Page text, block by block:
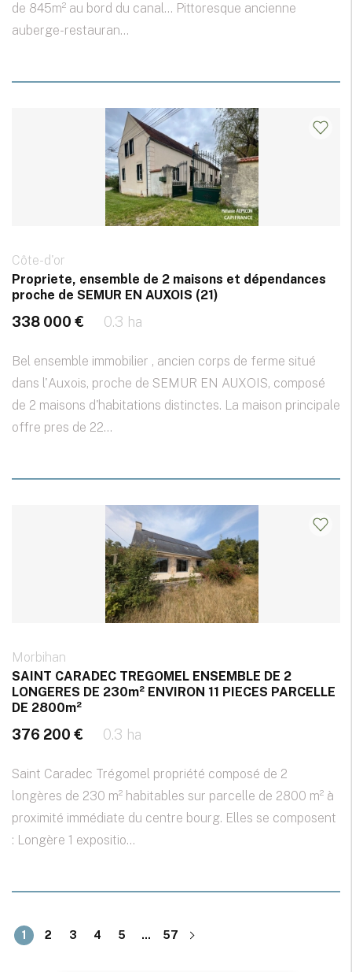
de 845m² au bord du canal... Pittoresque ancienne
auberge-restauran...
Côte-d'or
Propriete, ensemble de 2 maisons et dépendances
proche de SEMUR EN AUXOIS (21)
338 000 € 0.3 ha
Bel ensemble immobilier , ancien corps de ferme situé
dans l'Auxois, proche de SEMUR EN AUXOIS, composé
de 2 maisons d'habitations distinctes. La maison principale
offre pres de 22...
Morbihan
SAINT CARADEC TREGOMEL ENSEMBLE DE 2
LONGERES DE 230m² ENVIRON 11 PIECES PARCELLE
DE 2800m²
376 200 € 0.3 ha
Saint Caradec Trégomel propriété composé de 2
longères de 230 m² habitables sur parcelle de 2800 m² à
proximité immédiate du centre bourg. Elles se composent
: Longère 1 expositio...
1 2 3 4 5 ... 57